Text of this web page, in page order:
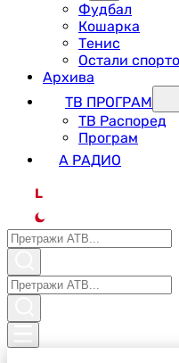
Фудбал
Кошарка
Тенис
Остали
Архива
ТВ ПРОГРАМ
ТВ Распоред
Програм
А РАДИО
L